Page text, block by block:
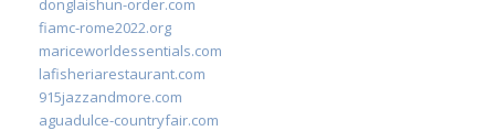
fiamc-rome2022.org
mariceworldessentials.com
lafisheriarestaurant.com
915jazzandmore.com
aguadulce-countryfair.com